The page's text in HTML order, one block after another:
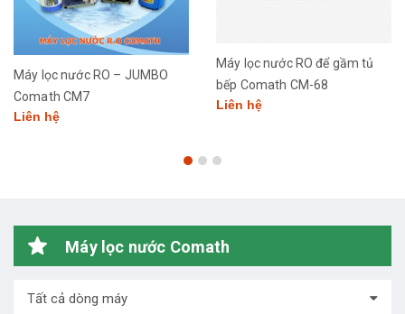
Máy lọc nước RO – JUMBO
Comath CM7
Liên hệ
Máy lọc nước RO để gầm tủ
bếp Comath CM-68
Liên hệ
Máy lọc nước Comath
Tất cả dòng máy